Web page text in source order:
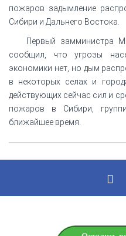
пожаров задымление
Сибири и Дальнего Востока.
Первый замминистра
сообщил, что угрозы
экономики нет, но дым
в некоторых селах и
действующих сейчас сил и
пожаров в Сибири,
ближайшее время.